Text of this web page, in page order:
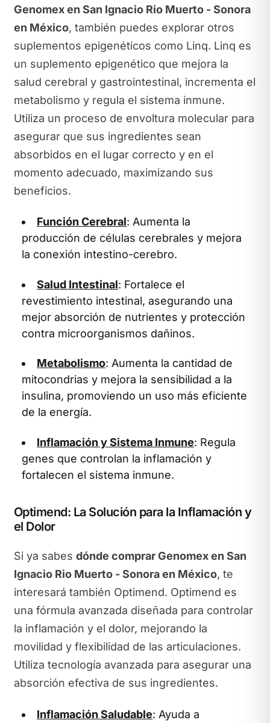
Genomex en San Ignacio Rio Muerto - Sonora
en México, también puedes explorar otros
suplementos epigenéticos como Linq. Linq es
un suplemento epigenético que mejora la
salud cerebral y gastrointestinal, incrementa el
metabolismo y regula el sistema inmune.
Utiliza un proceso de envoltura molecular para
asegurar que sus ingredientes sean
absorbidos en el lugar correcto y en el
momento adecuado, maximizando sus
beneficios.
Función Cerebral: Aumenta la
producción de células cerebrales y mejora
la conexión intestino-cerebro.
Salud Intestinal: Fortalece el
revestimiento intestinal, asegurando una
mejor absorción de nutrientes y protección
contra microorganismos dañinos.
Metabolismo: Aumenta la cantidad de
mitocondrias y mejora la sensibilidad a la
insulina, promoviendo un uso más eficiente
de la energía.
Inflamación y Sistema Inmune: Regula
genes que controlan la inflamación y
fortalecen el sistema inmune.
Optimend: La Solución para la Inflamación y
el Dolor
Si ya sabes dónde comprar Genomex en San
Ignacio Rio Muerto - Sonora en México, te
interesará también Optimend. Optimend es
una fórmula avanzada diseñada para controlar
la inflamación y el dolor, mejorando la
movilidad y flexibilidad de las articulaciones.
Utiliza tecnología avanzada para asegurar una
absorción efectiva de sus ingredientes.
Inflamación Saludable: Ayuda a